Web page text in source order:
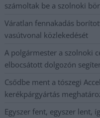
számoltak be a szolnoki
Váratlan fennakadás
vasútvonal közlekedését
A polgármester a szolnoki
elbocsátott dolgozón
Csődbe ment a tószegi
kerékpárgyártás
Egyszer fent, egyszer lent,